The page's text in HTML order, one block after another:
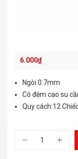
6.000₫
Ngòi 0.7mm
Có đệm cao su
Quy cách:12